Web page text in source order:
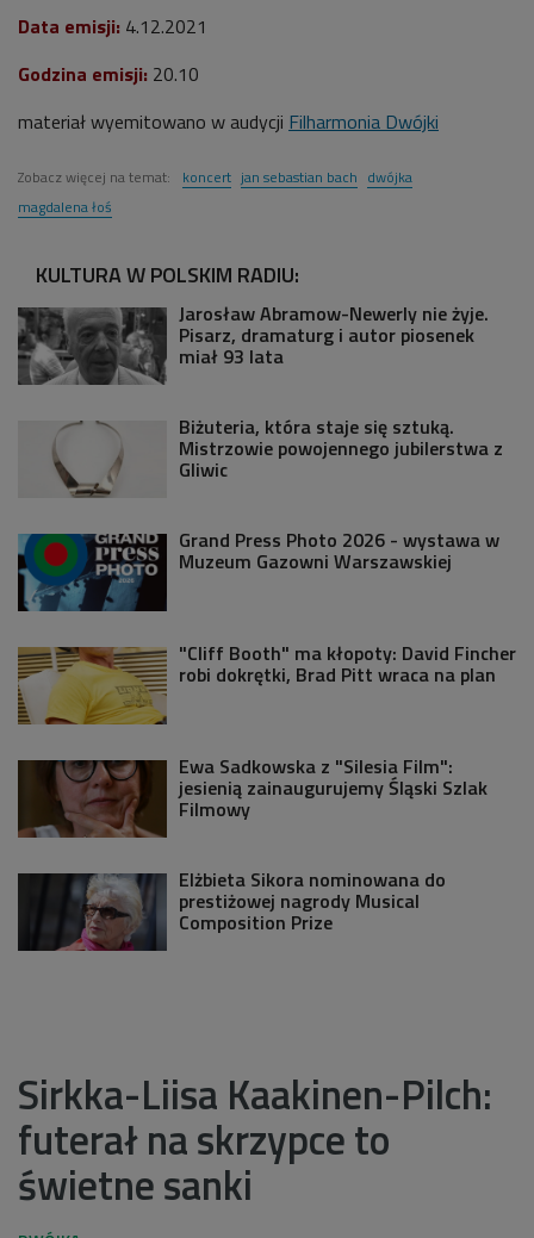
Data emisji: 4.12.2021
Godzina emisji: 20.10
materiał wyemitowano w audycji Filharmonia Dwójki
Zobacz więcej na temat: koncert jan sebastian bach dwójka
magdalena łoś
KULTURA W POLSKIM RADIU:
Jarosław Abramow-Newerly nie żyje.
Pisarz, dramaturg i autor piosenek
miał 93 lata
Biżuteria, która staje się sztuką.
Mistrzowie powojennego jubilerstwa z
Gliwic
Grand Press Photo 2026 - wystawa w
Muzeum Gazowni Warszawskiej
"Cliff Booth" ma kłopoty: David Fincher
robi dokrętki, Brad Pitt wraca na plan
Ewa Sadkowska z "Silesia Film":
jesienią zainaugurujemy Śląski Szlak
Filmowy
Elżbieta Sikora nominowana do
prestiżowej nagrody Musical
Composition Prize
Sirkka-Liisa Kaakinen-Pilch:
futerał na skrzypce to
świetne sanki